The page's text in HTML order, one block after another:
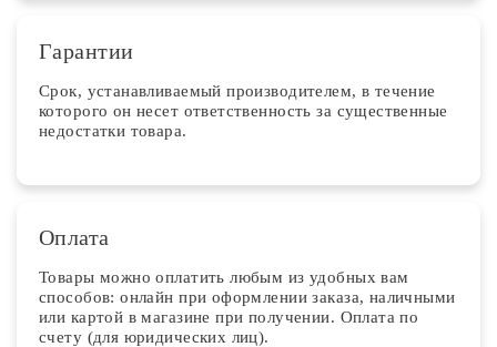
Гарантии
Срок, устанавливаемый производителем, в течение
которого он несет ответственность за существенные
недостатки товара.
Оплата
Товары можно оплатить любым из удобных вам
способов: онлайн при оформлении заказа, наличными
или картой в магазине при получении. Оплата по
счету (для юридических лиц).